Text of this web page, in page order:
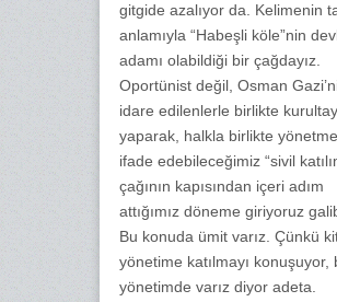
gitgide azalıyor da. Kelimenin
anlamıyla “Habeşli köle”nin
adamı olabildiği bir çağdayız.
Oportünist değil, Osman
idare edilenlerle birlikte kurultay
yaparak, halkla birlikte
ifade edebileceğimiz “sivil
çağının kapısından içeri adım
attığımız döneme giriyoruz
Bu konuda ümit varız. Çünkü
yönetime katılmayı konuşuyor,
yönetimde varız diyor adeta.